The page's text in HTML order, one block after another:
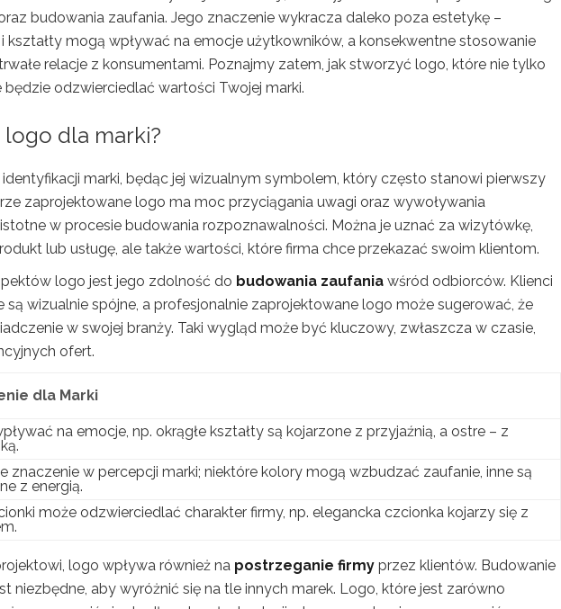
budowania zaufania. Jego znaczenie wykracza daleko poza estetykę –
mogą wpływać na emocje użytkowników, a konsekwentne stosowanie
relacje z konsumentami. Poznajmy zatem, jak stworzyć logo, które nie tylko
odzwierciedlać wartości Twojej marki.
logo dla marki?
marki, będąc jej wizualnym symbolem, który często stanowi pierwszy
zaprojektowane logo ma moc przyciągania uwagi oraz wywoływania
w procesie budowania rozpoznawalności. Można je uznać za wizytówkę,
lub usługę, ale także wartości, które firma chce przekazać swoim klientom.
logo jest jego zdolność do budowania zaufania wśród odbiorców. Klienci
są wizualnie spójne, a profesjonalnie zaprojektowane logo może sugerować, że
w swojej branży. Taki wygląd może być kluczowy, zwłaszcza w czasie,
ofert.
dla Marki
na emocje, np. okrągłe kształty są kojarzone z przyjaźnią, a ostre – z
znaczenie w percepcji marki; niektóre kolory mogą wzbudzać zaufanie, inne są
z energią.
może odzwierciedlać charakter firmy, np. elegancka czcionka kojarzy się z
logo wpływa również na postrzeganie firmy przez klientów. Budowanie
niezbędne, aby wyróżnić się na tle innych marek. Logo, które jest zarówno